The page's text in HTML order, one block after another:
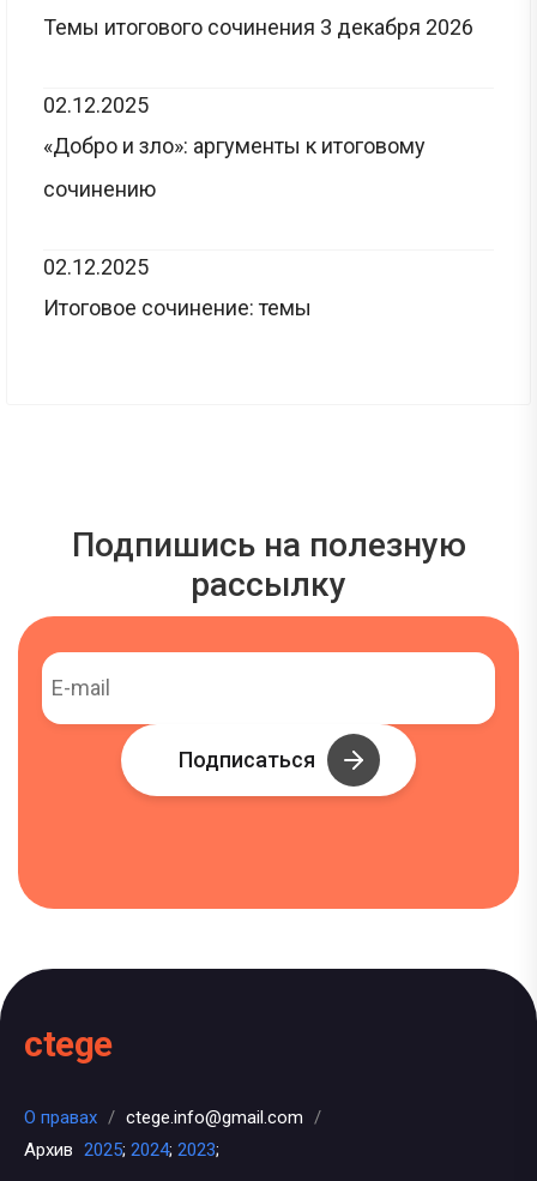
Темы итогового сочинения 3 декабря 2026
02.12.2025
«Добро и зло»: аргументы к итоговому
сочинению
02.12.2025
Итоговое сочинение: темы
Подпишись на полезную
рассылку
Подписаться
ctege
О правах / ctege.info@gmail.com /
Архив 2025; 2024; 2023;